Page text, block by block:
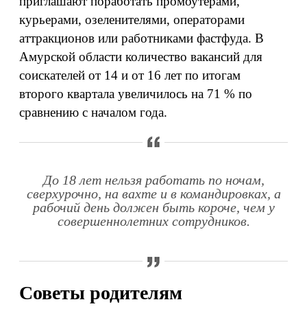
курьерами, озеленителями, операторами
аттракционов или работниками фастфуда. В
Амурской области количество вакансий для
соискателей от 14 и от 16 лет по итогам
второго квартала увеличилось на 71 % по
сравнению с началом года.
До 18 лет нельзя работать по ночам,
сверхурочно, на вахте и в командировках, а
рабочий день должен быть короче, чем у
совершеннолетних сотрудников.
Советы родителям